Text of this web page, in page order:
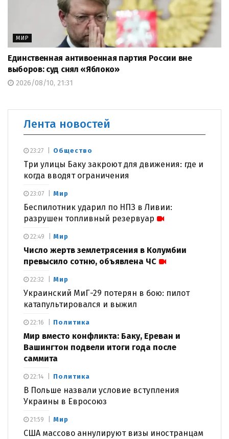
МИР
Единственная антивоенная партия России вне
выборов: суд снял «Яблоко»
2026/08/10, 21:31
Лента новостей
Общество
Три улицы Баку закроют для движения: где и
когда вводят ограничения
23:27
Мир
Беспилотник ударил по НПЗ в Ливии:
разрушен топливный резервуар
23:07
Мир
Число жертв землетрясения в Колумбии
превысило сотню, объявлена ЧС
22:49
Мир
Украинский МиГ-29 потерян в бою: пилот
катапультировался и выжил
22:32
Политика
Мир вместо конфликта: Баку, Ереван и
Вашингтон подвели итоги года после
саммита
22:16
Политика
В Польше назвали условие вступления
Украины в Евросоюз
22:14
Мир
США массово аннулируют визы иностранцам
21:59